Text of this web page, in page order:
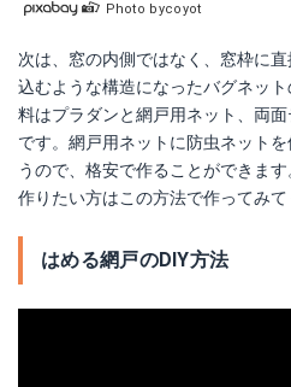
Photo bycoyot
次は、窓の内側ではなく、窓枠に
込むような構造になったバグネッ
料はプラダンと網戸用ネット、両
です。網戸用ネットに防虫ネット
うので、格安で作ることができま
作りたい方はこの方法で作ってみて
はめる網戸のDIY方法